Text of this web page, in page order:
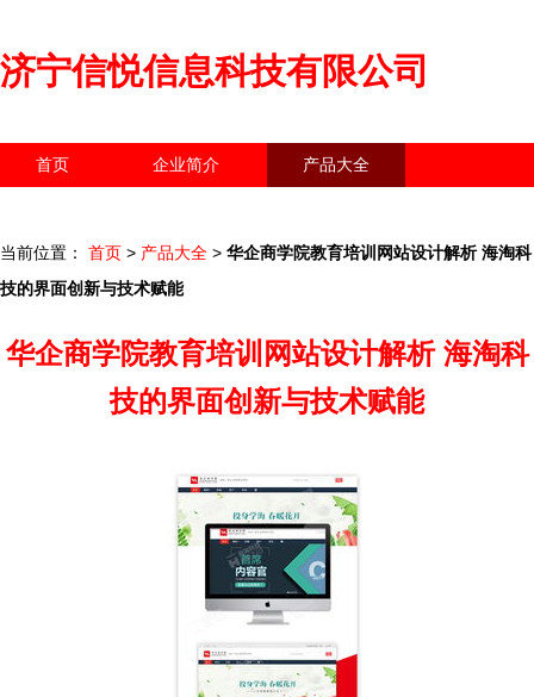
济宁信悦信息科技有限公司
首页 企业简介 产品大全
当前位置： 首页 > 产品大全 > 华企商学院教育培训网站设计解析 海淘科
技的界面创新与技术赋能
华企商学院教育培训网站设计解析 海淘科
技的界面创新与技术赋能